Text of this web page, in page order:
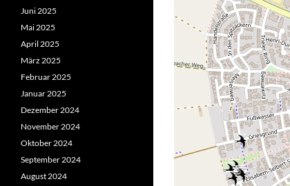
Juni 2025
Mai 2025
April 2025
März 2025
Februar 2025
Januar 2025
Dezember 2024
November 2024
Oktober 2024
September 2024
August 2024